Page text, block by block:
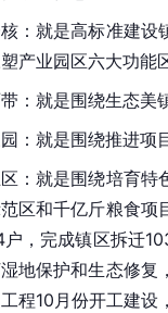
：就是高标准建设
产业园区六大功能
：就是围绕生态美
：就是围绕推进项
：就是围绕培育特
区和千亿斤粮食项
户，完成镇区拆迁
地保护和生态修复
程10月份开工建设